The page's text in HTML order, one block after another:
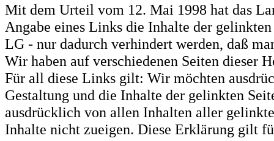
Mit dem Urteil vom 12. Mai 1998 hat das
Angabe eines Links die Inhalte der
LG - nur dadurch verhindert werden, daß
Wir haben auf verschiedenen Seiten dieser
Für all diese Links gilt: Wir möchten
Gestaltung und die Inhalte der gelinkten
ausdrücklich von allen Inhalten aller
Inhalte nicht zueigen. Diese Erklärung gilt